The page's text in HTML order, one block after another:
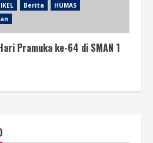
Berita
HUMAS
Pramuka ke-64 di SMAN 1